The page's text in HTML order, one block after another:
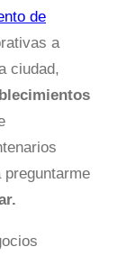
de
a
ciudad,